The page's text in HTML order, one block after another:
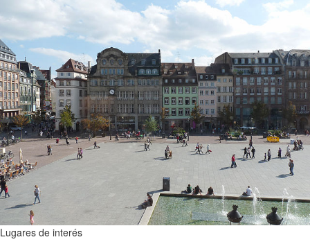
Lugares de interés